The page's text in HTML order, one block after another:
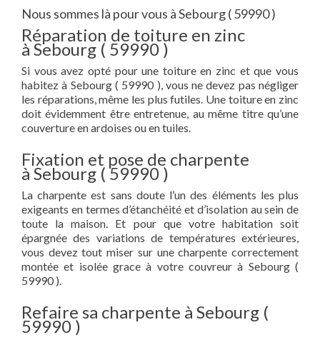
Nous sommes là pour vous à Sebourg ( 59990 )
Réparation de toiture en zinc
à Sebourg ( 59990 )
Si vous avez opté pour une toiture en zinc et que vous
habitez à Sebourg ( 59990 ), vous ne devez pas négliger
les réparations, même les plus futiles. Une toiture en zinc
doit évidemment être entretenue, au même titre qu’une
couverture en ardoises ou en tuiles.
Fixation et pose de charpente
à Sebourg ( 59990 )
La charpente est sans doute l’un des éléments les plus
exigeants en termes d’étanchéité et d’isolation au sein de
toute la maison. Et pour que votre habitation soit
épargnée des variations de températures extérieures,
vous devez tout miser sur une charpente correctement
montée et isolée grace à votre couvreur à Sebourg (
59990 ).
Refaire sa charpente à Sebourg (
59990 )